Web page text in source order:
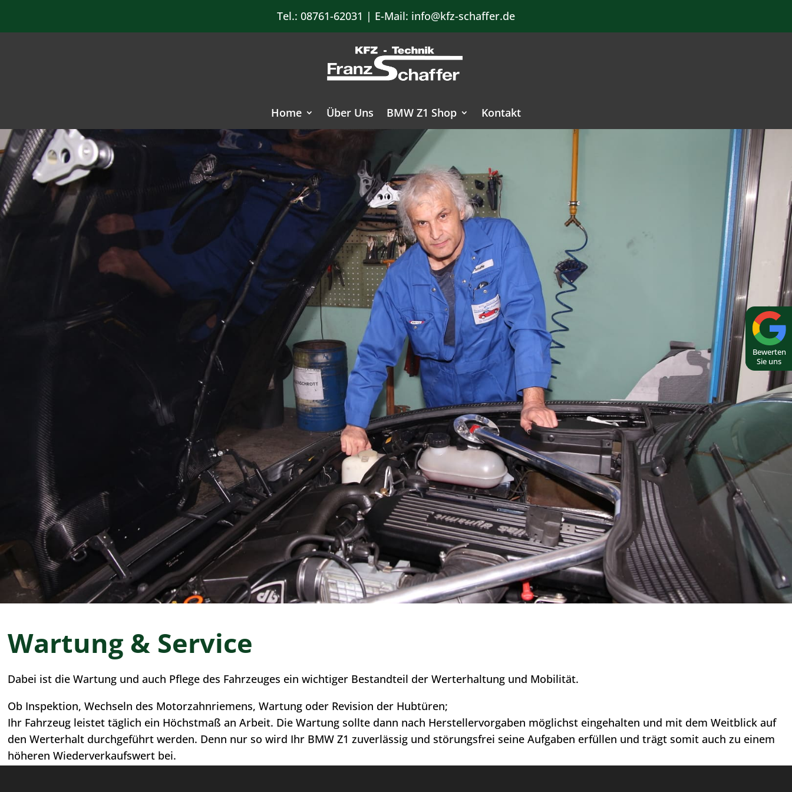
Tel.: 08761-62031 | E-Mail: info@kfz-schaffer.de
Home Über Uns BMW Z1 Shop Kontakt
Wartung & Service
Dabei ist die Wartung und auch Pflege des Fahrzeuges ein wichtiger Bestandteil der Werterhaltung und Mobilität.
Ob Inspektion, Wechseln des Motorzahnriemens, Wartung oder Revision der Hubtüren;
Ihr Fahrzeug leistet täglich ein Höchstmaß an Arbeit. Die Wartung sollte dann nach Herstellervorgaben möglichst eingehalten und mit dem Weitblick auf
den Werterhalt durchgeführt werden. Denn nur so wird Ihr BMW Z1 zuverlässig und störungsfrei seine Aufgaben erfüllen und trägt somit auch zu einem
höheren Wiederverkaufswert bei.
Bewerten
Sie uns